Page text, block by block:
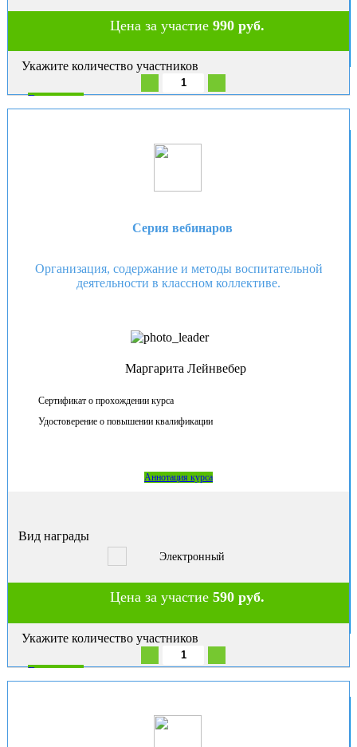
Цена за участие990 руб.
Укажите количество участников
В корзину
Серия вебинаров
Организация, содержание и методы воспитательной
деятельности в классном коллективе.
Маргарита Лейнвебер
Сертификат о прохождении курса
Удостоверение о повышении квалификации
Аннотация курса
Вид награды
Электронный
Цена за участие590 руб.
Укажите количество участников
В корзину